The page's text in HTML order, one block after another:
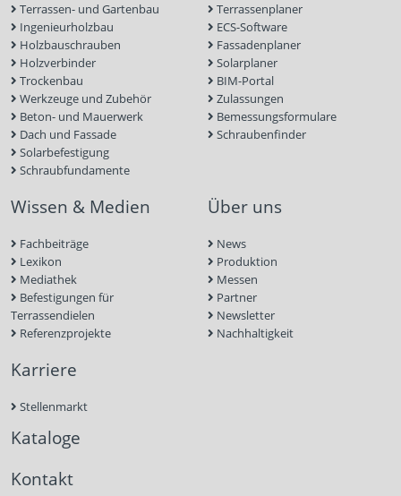
Terrassen- und Gartenbau
Ingenieurholzbau
Holzbauschrauben
Holzverbinder
Trockenbau
Werkzeuge und Zubehör
Beton- und Mauerwerk
Dach und Fassade
Solarbefestigung
Schraubfundamente
Terrassenplaner
ECS-Software
Fassadenplaner
Solarplaner
BIM-Portal
Zulassungen
Bemessungsformulare
Schraubenfinder
Wissen & Medien
Fachbeiträge
Lexikon
Mediathek
Befestigungen für
Terrassendielen
Referenzprojekte
Über uns
News
Produktion
Messen
Partner
Newsletter
Nachhaltigkeit
Karriere
Stellenmarkt
Kataloge
Kontakt